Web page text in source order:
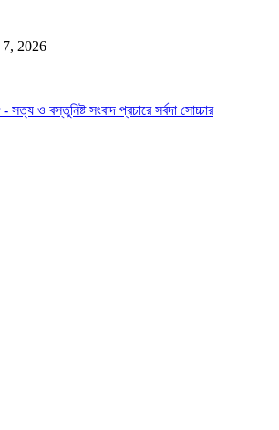
2026
ও বস্তুনিষ্ট সংবাদ প্রচারে সর্বদা সোচ্চার